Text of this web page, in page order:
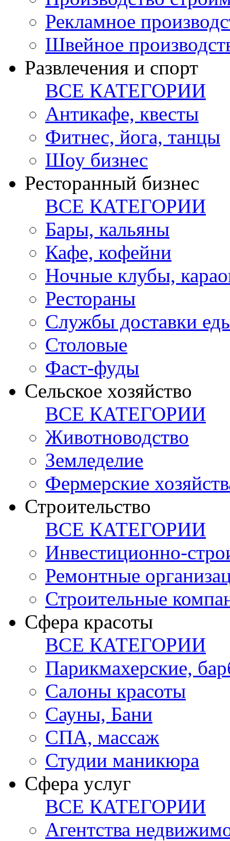
Рекламное
Швейное
Развлечения и спорт
ВСЕ КАТЕГОРИИ
Антикафе, квесты
Фитнес, йога, танцы
Шоу бизнес
Ресторанный бизнес
ВСЕ КАТЕГОРИИ
Бары, кальяны
Кафе, кофейни
Ночные клубы,
Рестораны
Службы доставки
Столовые
Фаст-фуды
Сельское хозяйство
ВСЕ КАТЕГОРИИ
Животноводство
Земледелие
Фермерские
Строительство
ВСЕ КАТЕГОРИИ
Инвестиционно-
Ремонтные
Строительные
Сфера красоты
ВСЕ КАТЕГОРИИ
Парикмахерские,
Салоны красоты
Сауны, Бани
СПА, массаж
Студии маникюра
Сфера услуг
ВСЕ КАТЕГОРИИ
Агентства